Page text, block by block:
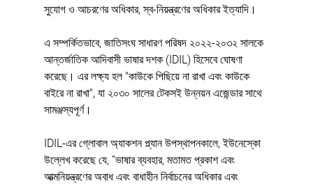
সুযোগ ও আচরণের অধিকার, স্ব-নিয়ন্ত্রণের অধিকার ইত্যাদি।
এ সম্পর্কিতভাবে, জাতিসংঘ সাধারণ পরিষদ ২০২২-২০৩২ সালকে
আন্তর্জাতিক আদিবাসী ভাষার দশক (IDIL) হিসেবে ঘোষণা
করেছে। এর লক্ষ্য হল "কাউকে পিছিয়ে না রাখা এবং কাউকে
বাইরে না রাখা", যা ২০৩০ সালের টেকসই উন্নয়ন এজেন্ডার সাথে
সামঞ্জস্যপূর্ণ।
IDIL-এর গ্লোবাল অ্যাকশন প্ল্যান উপস্থাপনকালে, ইউনেস্কো
উল্লেখ করেছে যে, “ভাষার ব্যবহার, মতামত প্রকাশ এবং
আত্মনিয়ন্ত্রণের অবাধ এবং বাধাহীন নির্বাচনের অধিকার এবং